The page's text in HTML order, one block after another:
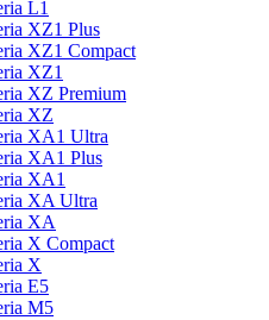
L1
XZ1 Plus
XZ1 Compact
XZ1
XZ Premium
XZ
XA1 Ultra
XA1 Plus
XA1
XA Ultra
XA
X Compact
X
E5
M5